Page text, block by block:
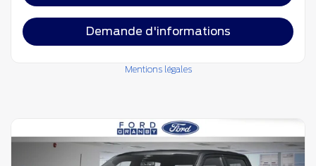
Demande d'informations
Mentions légales